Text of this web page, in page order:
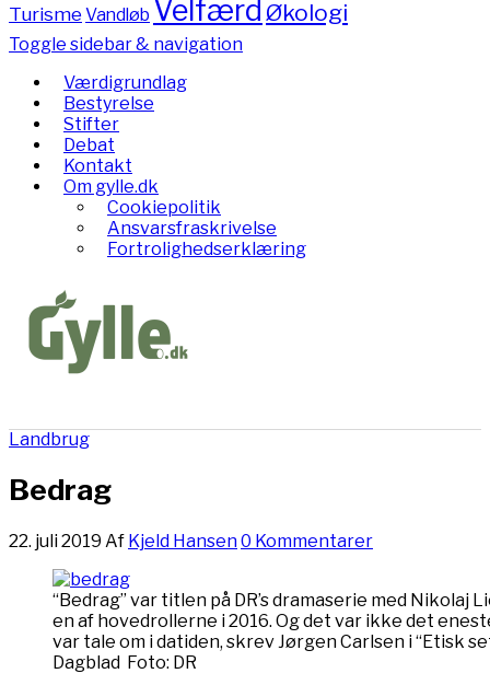
TurismeVandløb Velfærd Økologi
Toggle sidebar & navigation
Værdigrundlag
Bestyrelse
Stifter
Debat
Kontakt
Om gylle.dk
Cookiepolitik
Ansvarsfraskrivelse
Fortrolighedserklæring
Landbrug
Bedrag
22. juli 2019 Af Kjeld Hansen0 Kommentarer
“Bedrag” var titlen på DR’s dramaserie med Nikolaj
en af hovedrollerne i 2016. Og det var ikke det
var tale om i datiden, skrev Jørgen Carlsen i “Etisk
Dagblad Foto: DR